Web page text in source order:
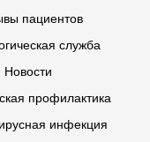
пациентов
служба
Новости
профилактика
инфекция